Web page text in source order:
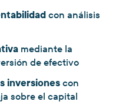
con análisis
mediante la
de efectivo
inversiones con
sobre el capital